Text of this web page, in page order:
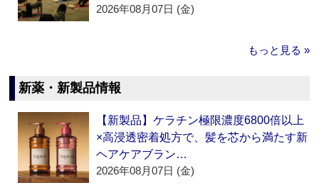
2026年08月07日 (金)
もっと見る »
新薬・新製品情報
【新製品】ケラチン極限濃度6800倍以上
×高浸透密着処方で、髪を芯から満たす新
ヘアケアブラン…
2026年08月07日 (金)